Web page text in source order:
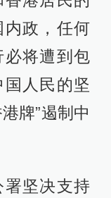
政，任何
将遭到包
人民的坚
牌”遏制中
署坚决支持